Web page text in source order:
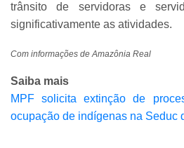
trânsito de servidoras e
significativamente as atividades.
Com informações de Amazônia Real
Saiba mais
MPF solicita extinção de
ocupação de indígenas na Seduc